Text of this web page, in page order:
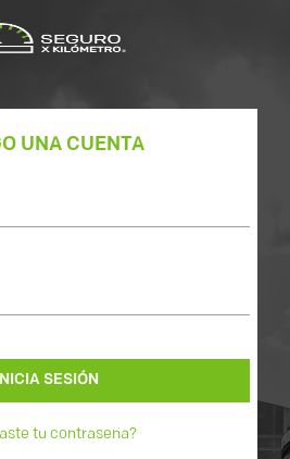
UNA CUENTA
SESIÓN
tu contraseña?